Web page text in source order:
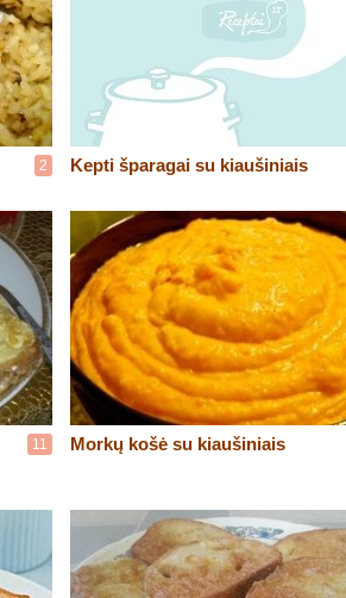
2 Kepti šparagai su kiaušiniais
11 Morkų košė su kiaušiniais